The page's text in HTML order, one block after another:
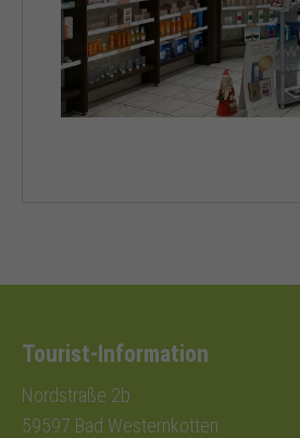
Tourist-Information
Nordstraße 2b
59597 Bad Westernkotten